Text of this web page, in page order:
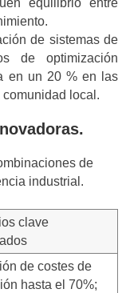
de sistemas de
de optimización
en un 20 % en las
local.
de
industrial.
clave
de costes de
hasta el 70%;